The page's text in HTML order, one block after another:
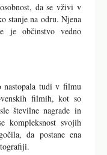
da se vživi v
stanje na odru. Njena
je občinstvo vedno
nastopala tudi v filmu
filmih, kot so
številne nagrade in
kompleksnost svojih
da postane ena